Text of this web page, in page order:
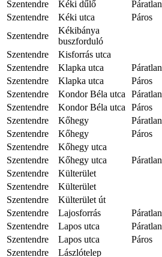
Szentendre
Kéki dűlő Páratlan
Szentendre
Kéki utca Páros
Szentendre
Kékibánya
buszforduló
Szentendre
Kisforrás utca
Szentendre
Klapka utca Páratlan
Szentendre
Klapka utca Páros
Szentendre
Kondor Béla utca Páratlan
Szentendre
Kondor Béla utca Páros
Szentendre
Kőhegy Páratlan
Szentendre
Kőhegy Páros
Szentendre
Kőhegy utca
Szentendre
Kőhegy utca Páratlan
Szentendre
Külterület
Szentendre
Külterület
Szentendre
Külterület út
Szentendre
Lajosforrás Páratlan
Szentendre
Lapos utca Páratlan
Szentendre
Lapos utca Páros
Szentendre
Lászlótelep